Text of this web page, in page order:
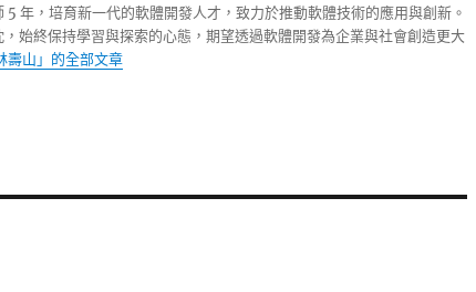
5 年，培育新一代的軟體開發人才，致力於推動軟體技術的應用與創新。
始終保持學習與探索的心態，期望透過軟體開發為企業與社會創造更大
壽山」的全部文章